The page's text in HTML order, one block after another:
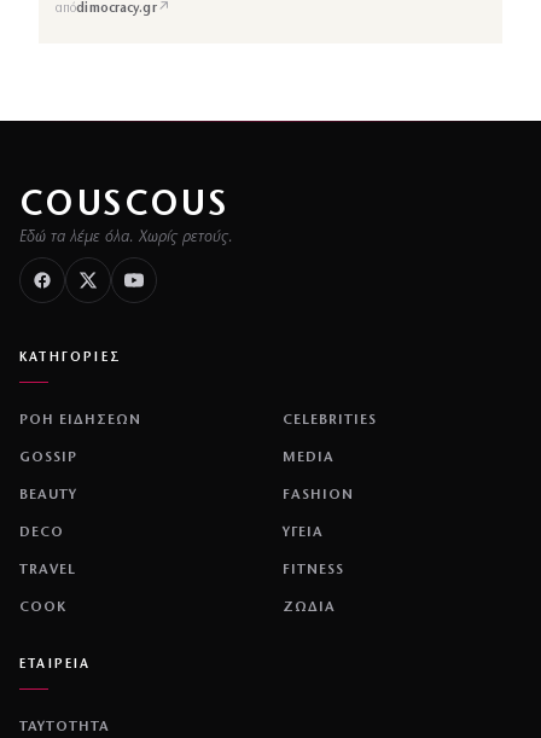
απόdimocracy.gr↗
COUSCOUS
Εδώ τα λέμε όλα. Χωρίς ρετούς.
ΚΑΤΗΓΟΡΙΕΣ
ΡΟΗ ΕΙΔΗΣΕΩΝ CELEBRITIES
GOSSIP MEDIA
BEAUTY FASHION
DECO ΥΓΕΙΑ
TRAVEL FITNESS
COOK ΖΩΔΙΑ
ΕΤΑΙΡΕΙΑ
ΤΑΥΤΟΤΗΤΑ